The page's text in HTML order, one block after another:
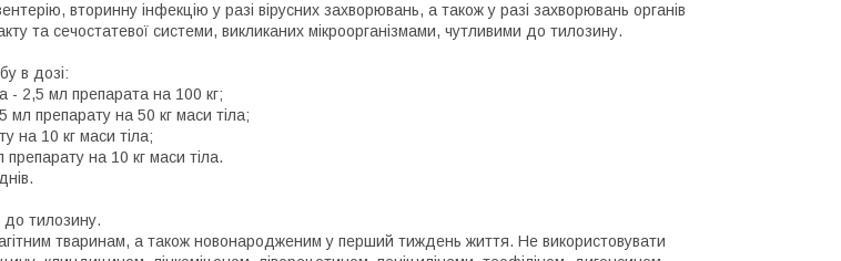
вторинну інфекцію у разі вірусних захворювань, а також у разі захворювань органів
та сечостатевої системи, викликаних мікроорганізмами, чутливими до тилозину.
в дозі:
- 2,5 мл препарата на 100 кг;
мл препарату на 50 кг маси тіла;
на 10 кг маси тіла;
на 10 кг маси тіла.
до тилозину.
тваринам, а також новонародженим у перший тиждень життя. Не використовувати